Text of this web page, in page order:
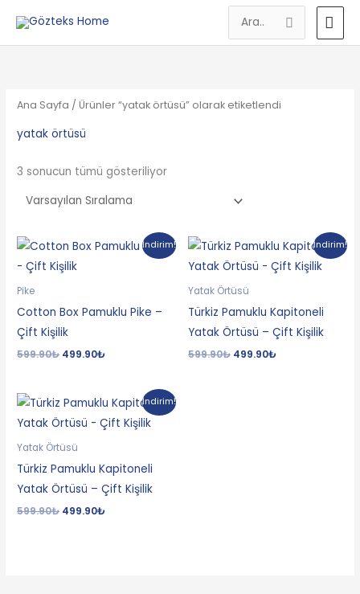
atla
ANA
Search
for:
Ana Sayfa / Ürünler “yatak örtüsü” olarak etiketlendi
yatak örtüsü
3 sonucun tümü gösteriliyor
İndirim!
Pike
Cotton Box Pamuklu Pike –
Çift Kişilik
599.90₺
Orijinal
fiyat:
599.90₺.
499.90₺
Şu
andaki
İndirim!
Yatak Örtüsü
Türkiz Pamuklu Kapitoneli
Yatak Örtüsü – Çift Kişilik
599.90₺
Orijinal
fiyat:
599.90₺.
499.90₺
Şu
andaki
fiyat:
İndirim!
Yatak Örtüsü
Türkiz Pamuklu Kapitoneli
Yatak Örtüsü – Çift Kişilik
599.90₺
Orijinal
fiyat:
599.90₺.
499.90₺
Şu
andaki
fiyat: